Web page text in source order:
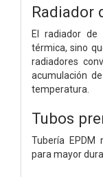
Radiador
El radiador
térmica, sino
radiadores
acumulación
temperatura.
Tubos
Tubería EPDM
para mayor